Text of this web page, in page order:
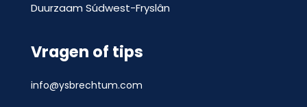
Duurzaam Súdwest-Fryslân
Vragen of tips
info@ysbrechtum.com